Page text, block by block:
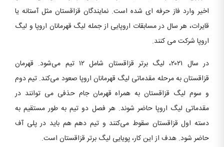
اخیر وارد فاز حرفه ای شده است. نمایندگان قزاقستان مثل آستانه یا
قایرات، هر سال در مسابقات اروپایی از جمله لیگ قهرمانان اروپا و لیگ
اروپا شرکت می کنند.
در سال ۲۰۲۱، لیگ برتر قزاقستان شامل ۱۲ تیم می‌شود. قهرمان
قزاقستان به مرحله مقدماتی لیگ قهرمانان اروپا صعود می‌کند. تیم دوم
و سوم لیگ قزاقستان به همراه قهرمان جام حذفی می توانند در
مقدماتی لیگ اروپا حاضر شوند. هر فصل دو تیم به طور مستقیم به
دسته اول قزاقستان سقوط می‌کنند و تیم دهم هم باید در پلی آف
حاضر شود. هدف از این کار، پویایی لیگ برتر قزاقستان است.